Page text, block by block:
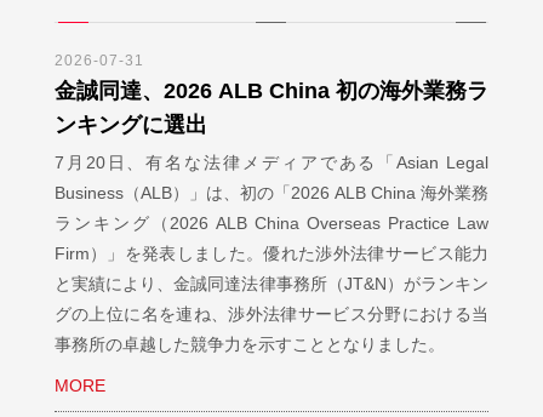
2026-07-31
金誠同達、2026 ALB China 初の海外業務ラ
ンキングに選出
7月20日、有名な法律メディアである「Asian Legal
Business（ALB）」は、初の「2026 ALB China 海外業務
ランキング（2026 ALB China Overseas Practice Law
Firm）」を発表しました。優れた渉外法律サービス能力
と実績により、金誠同達法律事務所（JT&N）がランキン
グの上位に名を連ね、渉外法律サービス分野における当
事務所の卓越した競争力を示すこととなりました。
MORE